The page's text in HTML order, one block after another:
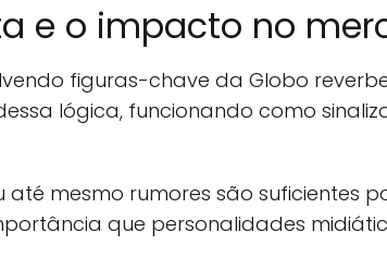
e o impacto no
figuras-chave da Globo
lógica, funcionando como
mesmo rumores são suficientes
que personalidades